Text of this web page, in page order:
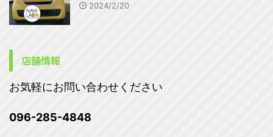
2024/2/20
店舗情報
お気軽にお問い合わせください
096-285-4848